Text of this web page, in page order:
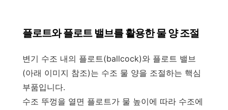
플로트와 플로트 밸브를 활용한 물 양 조절
변기 수조 내의 플로트(ballcock)와 플로트 밸브
(아래 이미지 참조)는 수조 물 양을 조절하는 핵심
부품입니다.
수조 뚜껑을 열면 플로트가 물 높이에 따라 수조에